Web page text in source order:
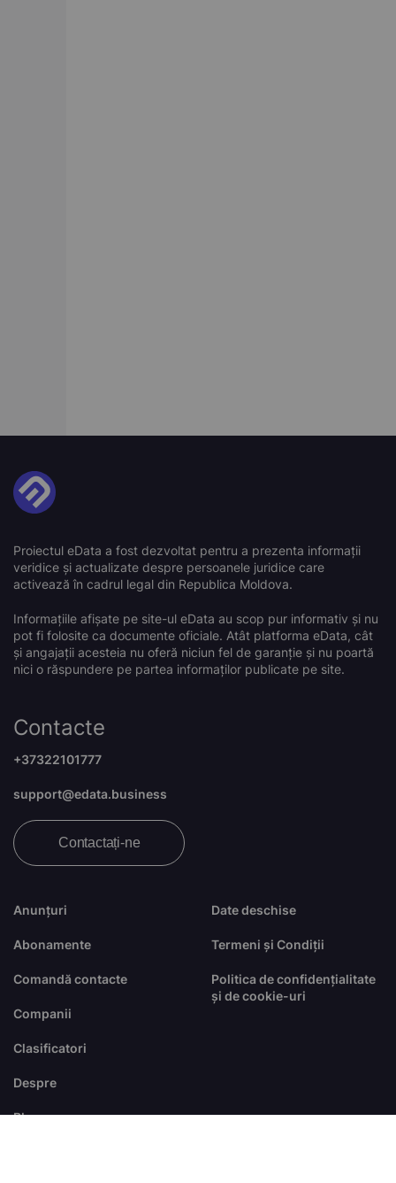
Proiectul eData a fost dezvoltat pentru a prezenta informații
veridice și actualizate despre persoanele juridice care
activează în cadrul legal din Republica Moldova.
Informațiile afișate pe site-ul eData au scop pur informativ și nu
pot fi folosite ca documente oficiale. Atât platforma eData, cât
și angajații acesteia nu oferă niciun fel de garanție și nu poartă
nici o răspundere pe partea informaților publicate pe site.
Anunțuri
Abonamente
Comandă contacte
Companii
Clasificatori
Despre
Blog
Date deschise
Termeni și Condiții
Politica de confidențialitate
și de cookie-uri
Contacte
+37322101777
support@edata.business
Contactați-ne